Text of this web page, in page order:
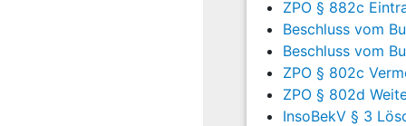
23 Die nach§ 511
allerdings
ZPO § 882c
Beschluss vom
Beschluss vom
ZPO § 802c
ZPO § 802d
InsoBekV § 3